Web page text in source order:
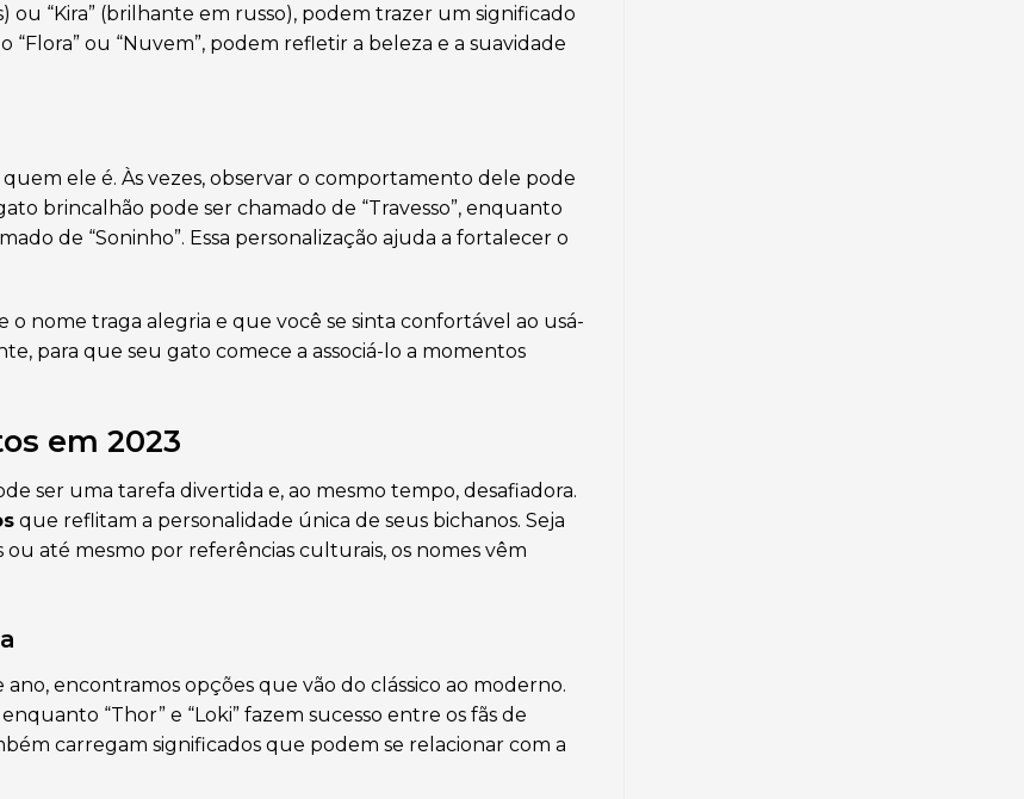
“Kira” (brilhante em russo), podem trazer um significado
ou “Nuvem”, podem refletir a beleza e a suavidade
ele é. Às vezes, observar o comportamento dele pode
brincalhão pode ser chamado de “Travesso”, enquanto
de “Soninho”. Essa personalização ajuda a fortalecer o
nome traga alegria e que você se sinta confortável ao usá-
para que seu gato comece a associá-lo a momentos
em 2023
ser uma tarefa divertida e, ao mesmo tempo, desafiadora.
que reflitam a personalidade única de seus bichanos. Seja
até mesmo por referências culturais, os nomes vêm
ano, encontramos opções que vão do clássico ao moderno.
“Thor” e “Loki” fazem sucesso entre os fãs de
carregam significados que podem se relacionar com a